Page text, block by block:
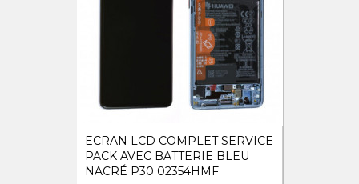
ECRAN LCD COMPLET SERVICE
PACK AVEC BATTERIE BLEU
NACRÉ P30 02354HMF